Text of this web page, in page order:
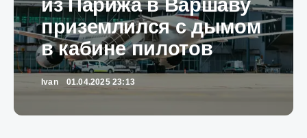
из Парижа в Варшаву
приземлился с дымом
в кабине пилотов
Ivan 01.04.2025 23:13